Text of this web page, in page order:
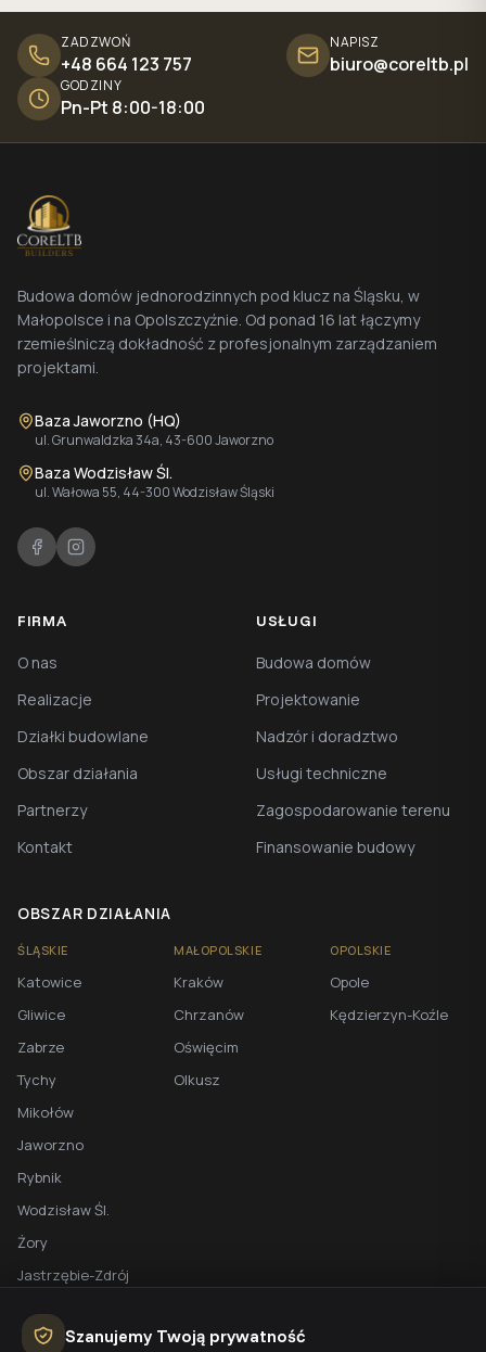
ZADZWOŃ
+48 664 123 757
NAPISZ
biuro@coreltb.pl
GODZINY
Pn-Pt 8:00-18:00
Budowa domów jednorodzinnych pod klucz na Śląsku, w
Małopolsce i na Opolszczyźnie. Od ponad 16 lat łączymy
rzemieślniczą dokładność z profesjonalnym zarządzaniem
projektami.
Baza Jaworzno (HQ)
ul. Grunwaldzka 34a, 43-600 Jaworzno
Baza Wodzisław Śl.
ul. Wałowa 55, 44-300 Wodzisław Śląski
FIRMA
O nas
Realizacje
Działki budowlane
Obszar działania
Partnerzy
Kontakt
USŁUGI
Budowa domów
Projektowanie
Nadzór i doradztwo
Usługi techniczne
Zagospodarowanie terenu
Finansowanie budowy
OBSZAR DZIAŁANIA
ŚLĄSKIE
Katowice
Gliwice
Zabrze
Tychy
Mikołów
Jaworzno
Rybnik
Wodzisław Śl.
Żory
Jastrzębie-Zdrój
MAŁOPOLSKIE
Kraków
Chrzanów
Oświęcim
Olkusz
OPOLSKIE
Opole
Kędzierzyn-Koźle
Szanujemy Twoją prywatność